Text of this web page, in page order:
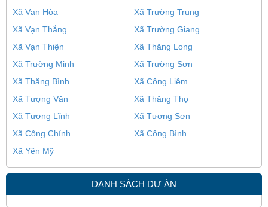
Xã Vạn Hòa
Xã Trường Trung
Xã Vạn Thắng
Xã Trường Giang
Xã Vạn Thiện
Xã Thăng Long
Xã Trường Minh
Xã Trường Sơn
Xã Thăng Bình
Xã Công Liêm
Xã Tượng Văn
Xã Thăng Thọ
Xã Tượng Lĩnh
Xã Tượng Sơn
Xã Công Chính
Xã Công Bình
Xã Yên Mỹ
DANH SÁCH DỰ ÁN